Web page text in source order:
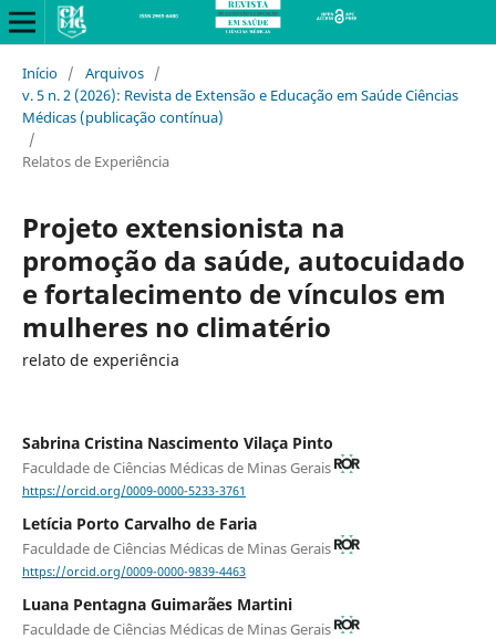
Início / Arquivos /
v. 5 n. 2 (2026): Revista de Extensão e Educação em Saúde Ciências
Médicas (publicação contínua)
/
Relatos de Experiência
Projeto extensionista na
promoção da saúde, autocuidado
e fortalecimento de vínculos em
mulheres no climatério
relato de experiência
Sabrina Cristina Nascimento Vilaça Pinto
Faculdade de Ciências Médicas de Minas Gerais
https://orcid.org/0009-0000-5233-3761
Letícia Porto Carvalho de Faria
Faculdade de Ciências Médicas de Minas Gerais
https://orcid.org/0009-0000-9839-4463
Luana Pentagna Guimarães Martini
Faculdade de Ciências Médicas de Minas Gerais